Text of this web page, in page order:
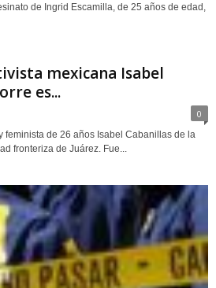
de Ingrid Escamilla, de 25 años de edad,
mexicana Isabel
es...
0
feminista de 26 años Isabel Cabanillas de la
fronteriza de Juárez. Fue...